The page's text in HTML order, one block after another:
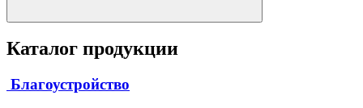
Каталог продукции
Благоустройство